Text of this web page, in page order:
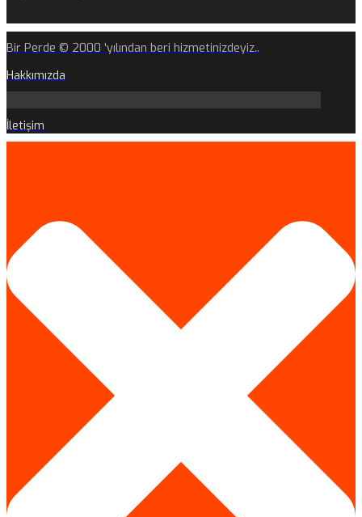
Bir Perde © 2000 'yılından beri hizmetinizdeyiz..
Hakkımızda
İletişim